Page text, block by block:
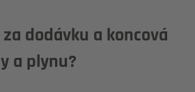
dodávku a koncová
a plynu?